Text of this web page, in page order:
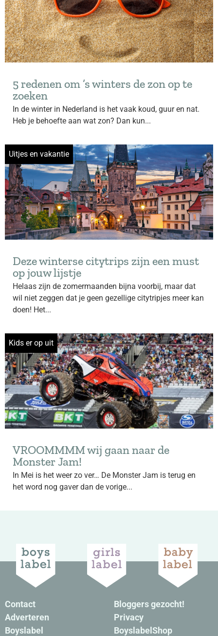
5 redenen om ’s winters de zon op te
zoeken
In de winter in Nederland is het vaak koud, guur en nat.
Heb je behoefte aan wat zon? Dan kun...
Uitjes en vakantie
Deze winterse citytrips zijn een must
op jouw lijstje
Helaas zijn de zomermaanden bijna voorbij, maar dat
wil niet zeggen dat je geen gezellige citytripjes meer kan
doen! Het...
Kids er op uit
VROOMMMM wij gaan naar de
Monster Jam!
In Mei is het weer zo ver… De Monster Jam is terug en
het word nog gaver dan de vorige...
Contact
Adverteren
Boyslabel
Bloggers gezocht!
Privacy
BoyslabelShop